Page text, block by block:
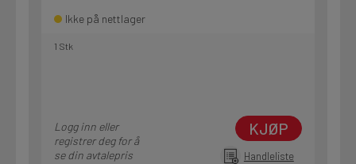
Ikke på nettlager
1 Stk
Logg inn eller
registrer deg for å
se din avtalepris
KJØP
Handleliste